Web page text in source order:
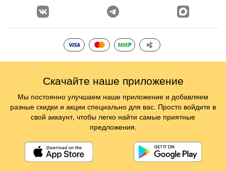
Скачайте наше приложение
Мы постоянно улучшаем наше приложение и добавляем
разные скидки и акции специально для вас. Просто войдите в
свой аккаунт, чтобы легко найти самые приятные
предложения.